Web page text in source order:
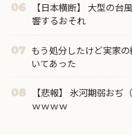
06
【日本横断】 大型の
響するおそれ
07 もう処分したけど実家
いてあった
08
【悲報】 氷河期弱おぢ
ｗｗｗｗ